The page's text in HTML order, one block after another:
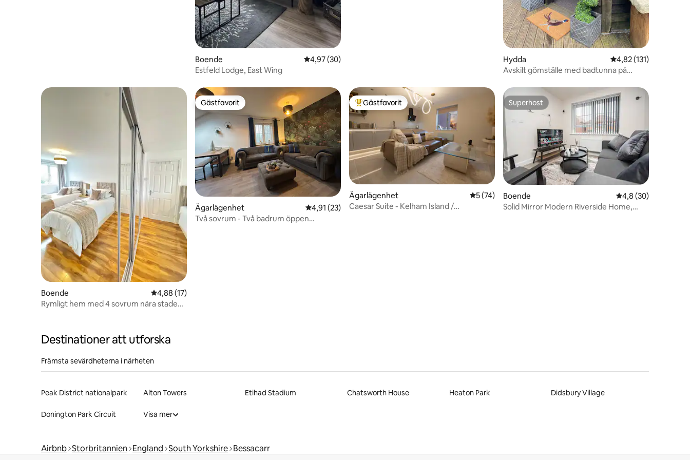
Boende 4,97 av 5 i genomsnittligt betyg, 30 omdömen
4,97 (30)
Estfeld Lodge, East Wing
Hydda 4,82 av 5 i
4,82 (131)
Avskilt gömställe med badtunna på
Boende 4,88 av 5 i genomsnittligt betyg, 17 omdömen
4,88 (17)
Rymligt hem med 4 sovrum nära staden
Gästfavorit
Gästfavorit
Ägarlägenhet 4,91 av 5 i genomsnittligt betyg, 23 omdömen
4,91 (23)
Två sovrum - Två badrum öppen
Populär gästfavorit
Gästfavorit
Ägarlägenhet 5 av 5 i genomsnittligt betyg, 74 omdömen
5 (74)
Caesar Suite - Kelham Island /
Superhost
Superhost
Boende 4,8 av 5 i
4,8 (30)
Solid Mirror Modern Riverside Home,
Destinationer att utforska
Främsta sevärdheterna i närheten
Peak District nationalpark Alton Towers Etihad Stadium Chatsworth House Heaton Park Didsbury Village
Donington Park Circuit Visa mer
Airbnb Storbritannien England South Yorkshire Bessacarr